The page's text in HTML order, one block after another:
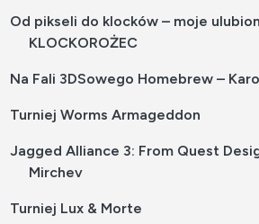
Od pikseli do klocków – moje
KLOCKOROŻEC
Na Fali 3DSowego Homebrew –
Turniej Worms Armageddon
Jagged Alliance 3: From Quest
Mirchev
Turniej Lux & Morte